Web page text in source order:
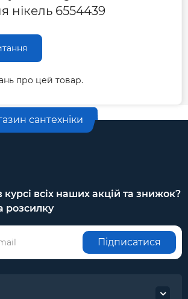
нікель 6554439
про цей товар.
сантехніки
курсі всіх наших акцій та знижок?
розсилку
Підписатися